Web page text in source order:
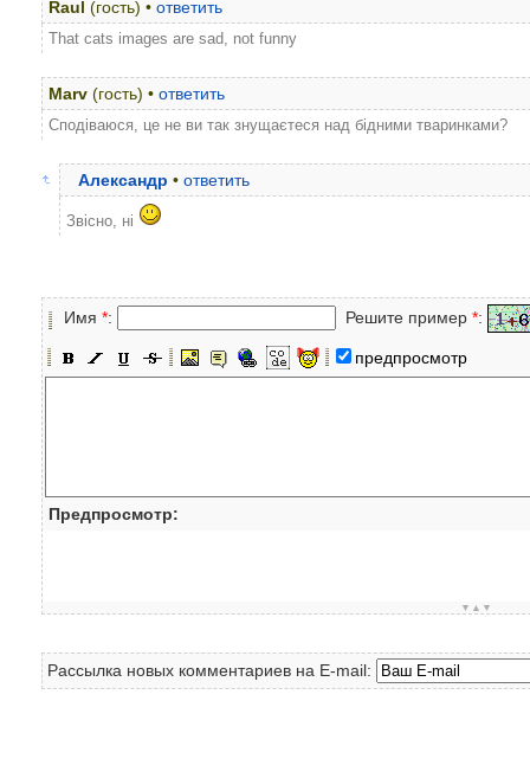
Raul (гость) • ответить
That cats images are sad, not funny
Marv (гость) • ответить
Сподіваюся, це не ви так знущаєтеся над бідними тваринками?
Александр • ответить
Звiсно, нi
Имя *: Решите пример *:
предпросмотр
Предпросмотр:
▼▲▼
Рассылка новых комментариев на E-mail: